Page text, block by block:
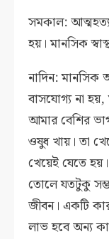
সমকাল:
হয়। মানসিক
নাদিন: মানসিক
বাসযোগ্য না হয়,
আমার বেশির
ওষুধ খায়। তা
খেয়েই যেতে
তোলে যতটুকু
জীবন। একটি
লাভ হবে অন্য